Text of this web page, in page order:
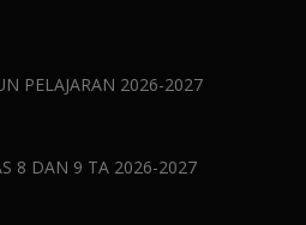
PELAJARAN 2026-2027
8 DAN 9 TA 2026-2027